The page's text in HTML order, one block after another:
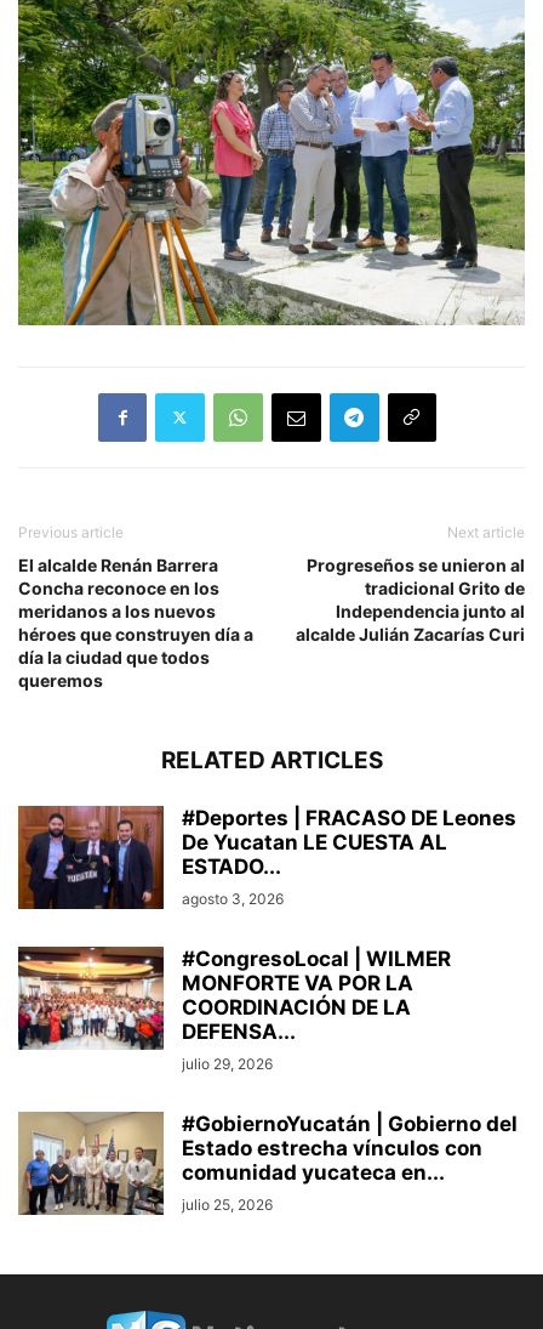
Previous article
El alcalde Renán Barrera
Concha reconoce en los
meridanos a los nuevos
héroes que construyen día a
día la ciudad que todos
queremos
Next article
Progreseños se unieron al
tradicional Grito de
Independencia junto al
alcalde Julián Zacarías Curi
RELATED ARTICLES
#Deportes | FRACASO DE Leones
De Yucatan LE CUESTA AL
ESTADO...
agosto 3, 2026
#CongresoLocal | WILMER
MONFORTE VA POR LA
COORDINACIÓN DE LA
DEFENSA...
julio 29, 2026
#GobiernoYucatán | Gobierno del
Estado estrecha vínculos con
comunidad yucateca en...
julio 25, 2026